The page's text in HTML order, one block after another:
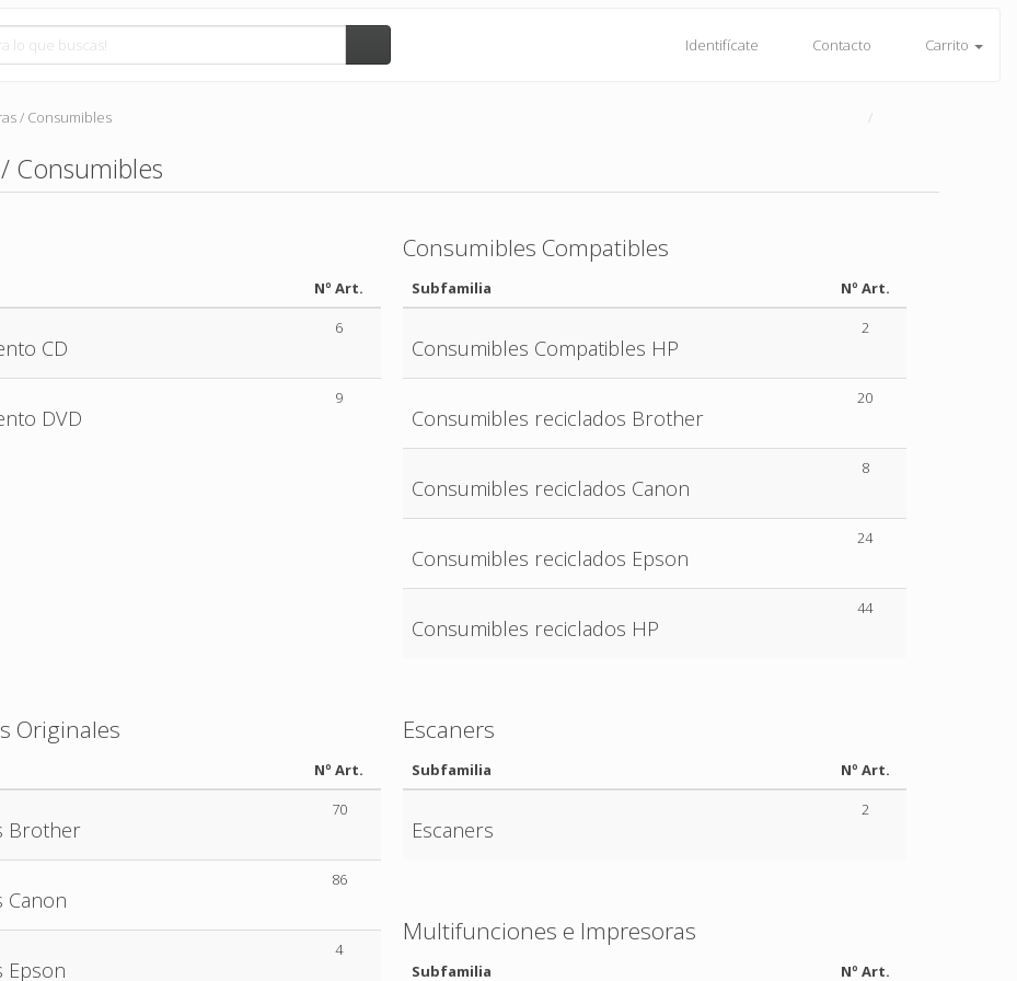
Identifícate Contacto Carrito
/ Consumibles
Consumibles
Nº Art.
CD
6
DVD
9
Consumibles Compatibles
Subfamilia Nº Art.
Consumibles Compatibles HP
2
Consumibles reciclados Brother
20
Consumibles reciclados Canon
8
Consumibles reciclados Epson
24
Consumibles reciclados HP
44
Originales
Nº Art.
Brother
70
Canon
86
Epson
4
Escaners
Subfamilia Nº Art.
Escaners
2
Multifunciones e Impresoras
Subfamilia Nº Art.